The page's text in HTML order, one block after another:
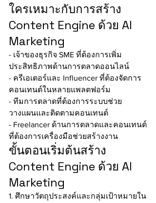
ใครเหมาะกับการสร้าง
Content Engine ด้วย AI
Marketing
- เจ้าของธุรกิจ SME ที่ต้องการเพิ่ม
ประสิทธิภาพด้านการตลาดออนไลน์
- ครีเอเตอร์และ Influencer ที่ต้องจัดการ
คอนเทนต์ในหลายแพลตฟอร์ม
- ทีมการตลาดที่ต้องการระบบช่วย
วางแผนและติดตามคอนเทนต์
- Freelancer ด้านการตลาดและคอนเทนต์
ที่ต้องการเครื่องมือช่วยสร้างงาน
ขั้นตอนเริ่มต้นสร้าง
Content Engine ด้วย AI
Marketing
1. ศึกษาวัตถุประสงค์และกลุ่มเป้าหมายใน